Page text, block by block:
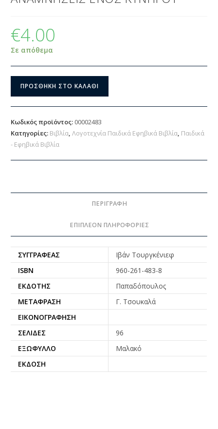
€4.00
Σε απόθεμα
ΠΡΟΣΘΉΚΗ ΣΤΟ ΚΑΛΆΘΙ
Κωδικός προϊόντος: 00002483
Κατηγορίες: Βιβλία,Λογοτεχνία Παιδικά Εφηβικά Βιβλία, Παιδικά
- Εφηβικά Βιβλία
ΠΕΡΙΓΡΑΦΉ
ΕΠΙΠΛΈΟΝ ΠΛΗΡΟΦΟΡΊΕΣ
ΣΥΓΓΡΑΦΈΑΣ
Ιβάν Τουργκένιεφ
ISBN
960-261-483-8
ΕΚΔΌΤΗΣ
Παπαδόπουλος
ΜΕΤΆΦΡΑΣΗ
Γ. Τσουκαλά
ΕΙΚΟΝΟΓΡΆΦΗΣΗ
ΣΕΛΊΔΕΣ
96
ΕΞΏΦΥΛΛΟ
Μαλακό
ΈΚΔΟΣΗ